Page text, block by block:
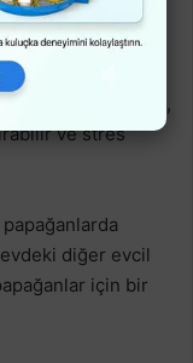
etkileri:
yüksek ses
olabilir. Bu durum,
ve stres
diğer evcil
için bir